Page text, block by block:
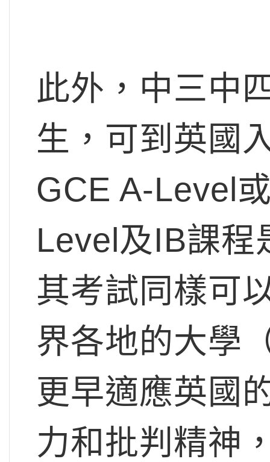
此外，中三中
生，可到英國
GCE A-Level
Level及IB課程
其考試同樣可
界各地的大學
更早適應英國
力和批判精神